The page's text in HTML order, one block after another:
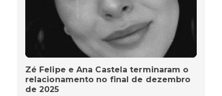
Zé Felipe e Ana Castela terminaram o
relacionamento no final de dezembro
de 2025